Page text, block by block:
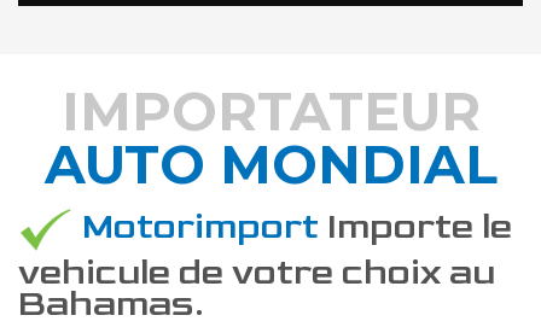
DÉCOUVREZ COMMENT
IMPORTATEUR
AUTO MONDIAL
Motorimport Importe le
vehicule de votre choix au
Bahamas.